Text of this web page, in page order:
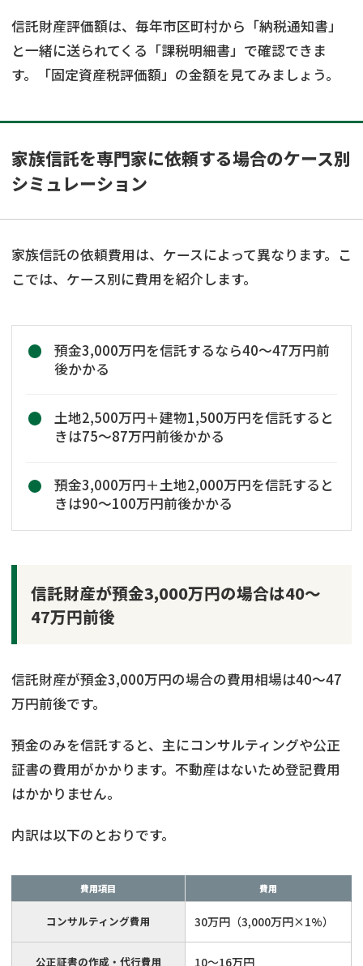
信託財産評価額は、毎年市区町村から「納税通知書」
と一緒に送られてくる「課税明細書」で確認できま
す。「固定資産税評価額」の金額を見てみましょう。
家族信託を専門家に依頼する場合のケース別
シミュレーション
家族信託の依頼費用は、ケースによって異なります。こ
こでは、ケース別に費用を紹介します。
預金3,000万円を信託するなら40〜47万円前
後かかる
土地2,500万円＋建物1,500万円を信託すると
きは75〜87万円前後かかる
預金3,000万円＋土地2,000万円を信託すると
きは90〜100万円前後かかる
信託財産が預金3,000万円の場合は40～
47万円前後
信託財産が預金3,000万円の場合の費用相場は40〜47
万円前後です。
預金のみを信託すると、主にコンサルティングや公正
証書の費用がかかります。不動産はないため登記費用
はかかりません。
内訳は以下のとおりです。
費用項目 費用
コンサルティング費用 30万円（3,000万円×1%）
公正証書の作成・代行費用 10〜16万円